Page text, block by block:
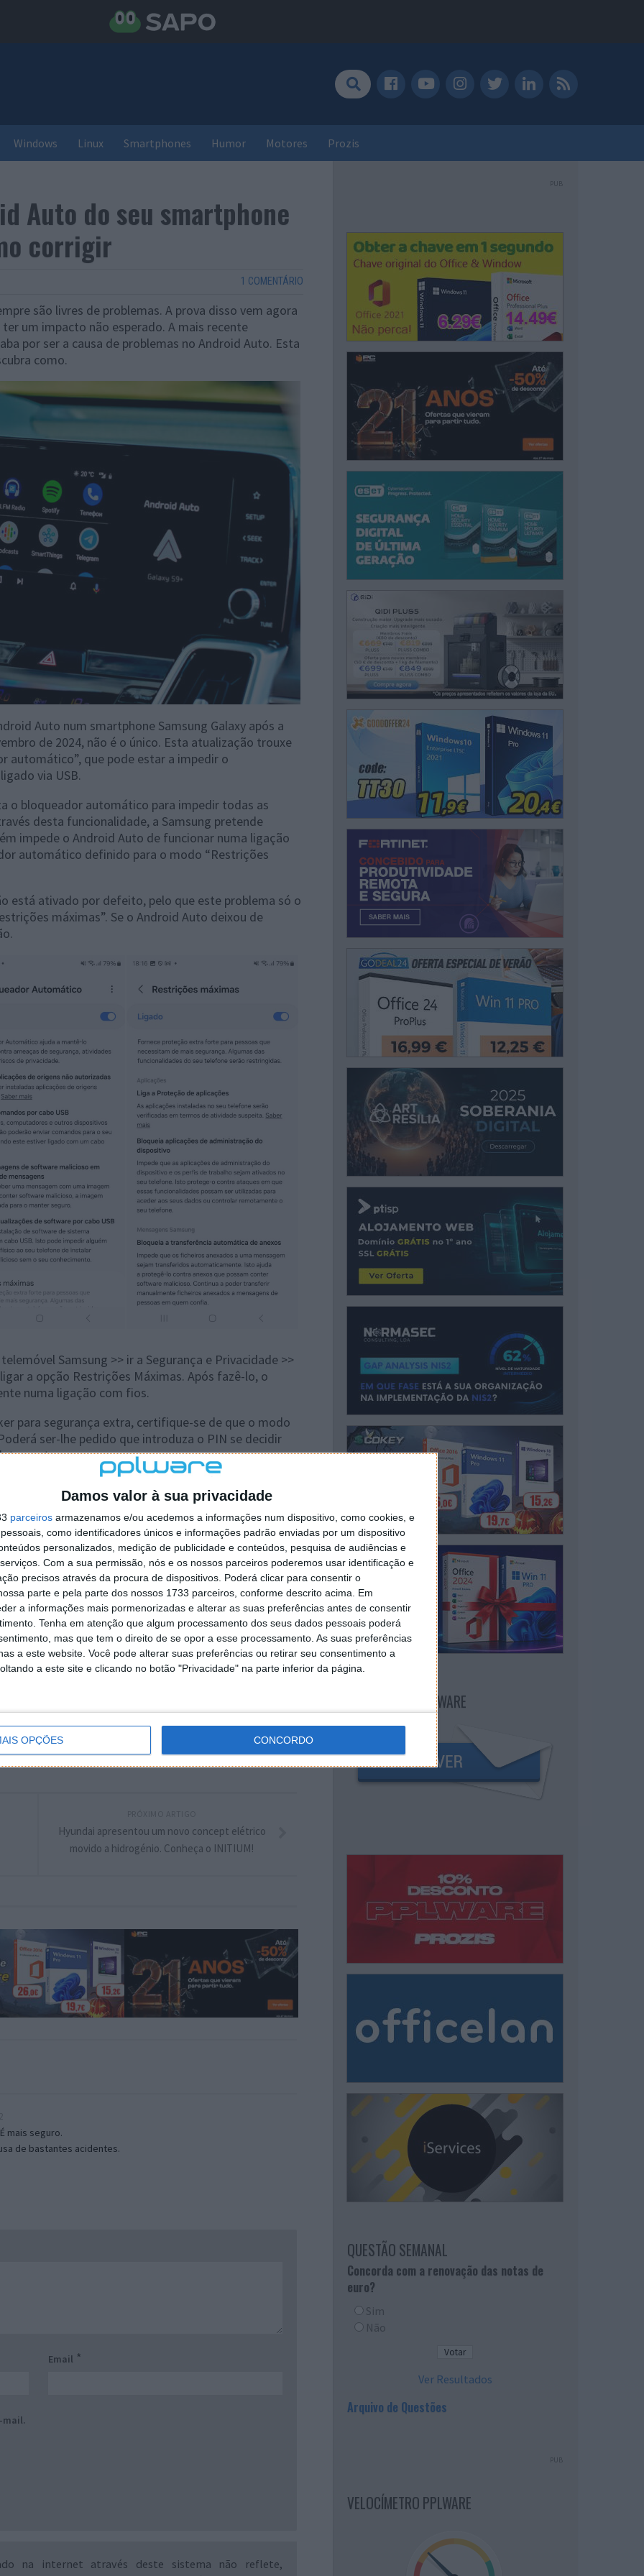
Damos valor à sua privacidade
parceiros armazenamos e/ou acedemos a informações num dispositivo, como cookies, e
como identificadores únicos e informações padrão enviadas por um dispositivo
personalizados, medição de publicidade e conteúdos, pesquisa de audiências e
Com a sua permissão, nós e os nossos parceiros poderemos usar identificação e
precisos através da procura de dispositivos. Poderá clicar para consentir o
parte e pela parte dos nossos 1733 parceiros, conforme descrito acima. Em
a informações mais pormenorizadas e alterar as suas preferências antes de consentir
Tenha em atenção que algum processamento dos seus dados pessoais poderá
mas que tem o direito de se opor a esse processamento. As suas preferências
a este website. Você pode alterar suas preferências ou retirar seu consentimento a
a este site e clicando no botão "Privacidade" na parte inferior da página.
OPÇÕES CONCORDO
Windows Linux Smartphones Humor Motores Prozis
Auto do seu smartphone
corrigir
1 COMENTÁRIO
são livres de problemas. A prova disso vem agora
um impacto não esperado. A mais recente
por ser a causa de problemas no Android Auto. Esta
como.
Auto num smartphone Samsung Galaxy após a
de 2024, não é o único. Esta atualização trouxe
automático”, que pode estar a impedir o
via USB.
o bloqueador automático para impedir todas as
desta funcionalidade, a Samsung pretende
impede o Android Auto de funcionar numa ligação
automático definido para o modo “Restrições
está ativado por defeito, pelo que este problema só o
máximas”. Se o Android Auto deixou de
Samsung >> ir a Segurança e Privacidade >>
a opção Restrições Máximas. Após fazê-lo, o
numa ligação com fios.
para segurança extra, certifique-se de que o modo
ser-lhe pedido que introduza o PIN se decidir
a atualização de novembro, vale a pena verificar as
solução fácil e ainda pode desfrutar do Android
irá fornecer a funcionalidade avançada
One UI 7 para dispositivos Galaxy.
tem mais de um ano
no Google Notícias
Hyundai apresentou um novo concept elétrico
movido a hidrogénio. Conheça o INITIUM!
mais seguro.
de bastantes acidentes.
Email *
mail.
na internet através deste sistema não reflete,
PUB
NEWSLETTER PPLWARE
QUESTÃO SEMANAL
Concorda com a renovação das notas de
euro?
Sim
Não
Ver Resultados
Arquivo de Questões
PUB
VELOCÍMETRO PPLWARE